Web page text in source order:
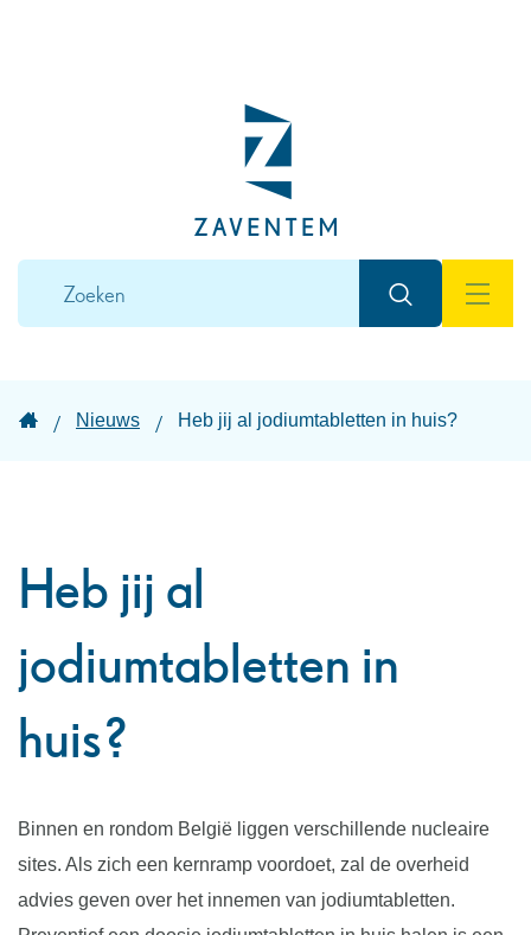
Zaventem
Zoeken
Startpagina
Nieuws Heb jij al jodiumtabletten in huis?
Heb jij al
jodiumtabletten in
huis?
Binnen en rondom België liggen verschillende nucleaire
sites. Als zich een kernramp voordoet, zal de overheid
advies geven over het innemen van jodiumtabletten.